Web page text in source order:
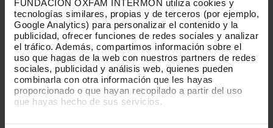
FUNDACIÓN OXFAM INTERMÓN utiliza cookies y
tecnologías similares, propias y de terceros (por ejemplo,
Google Analytics) para personalizar el contenido y la
publicidad, ofrecer funciones de redes sociales y analizar
el tráfico. Además, compartimos información sobre el
uso que hagas de la web con nuestros partners de redes
sociales, publicidad y análisis web, quienes pueden
combinarla con otra información que les hayas
proporcionado o que hayan recopilado a partir del uso
que hayas hecho de sus servicios.
d’acollida.
Invertir en millors sistemes d’asil.Això
significa garantir que els centres d’asil
estiguin oberts i en bones condicions, que
hi hagi prou personal, que la gent pugui
anar al metge i que els infants puguin anar
a l’escola; en segon lloc, els països